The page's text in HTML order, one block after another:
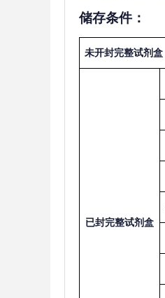
储存条件：
未开封完整试剂盒
已封完整试剂盒